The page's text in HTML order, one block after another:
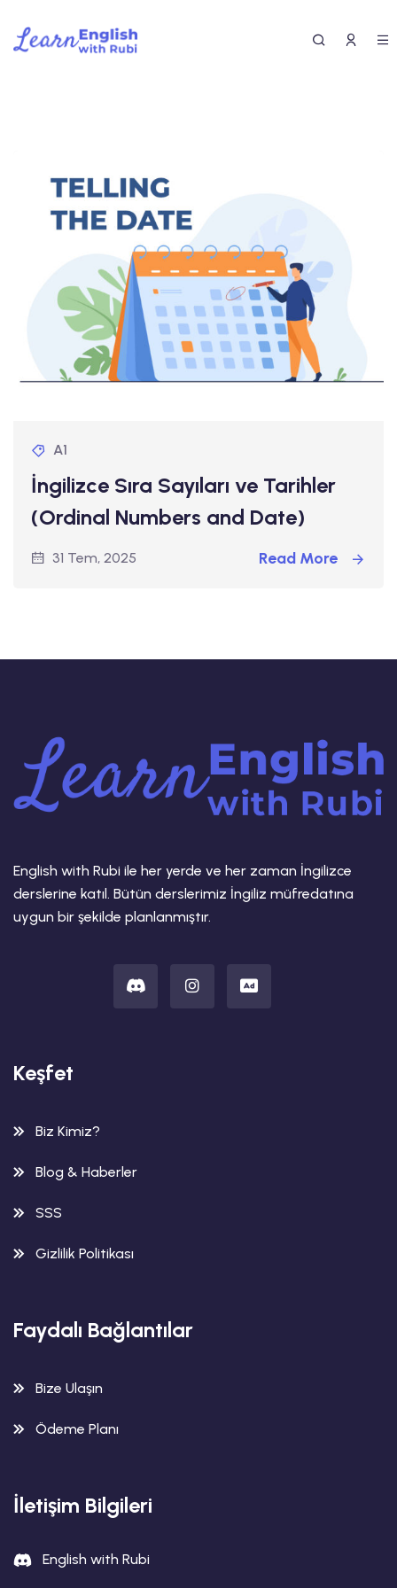
A1
İngilizce Sıra Sayıları ve Tarihler
(Ordinal Numbers and Date)
31 Tem, 2025 Read More
English with Rubi ile her yerde ve her zaman İngilizce
derslerine katıl. Bütün derslerimiz İngiliz müfredatına
uygun bir şekilde planlanmıştır.
Keşfet
Biz Kimiz?
Blog & Haberler
SSS
Gizlilik Politikası
Faydalı Bağlantılar
Bize Ulaşın
Ödeme Planı
İletişim Bilgileri
English with Rubi